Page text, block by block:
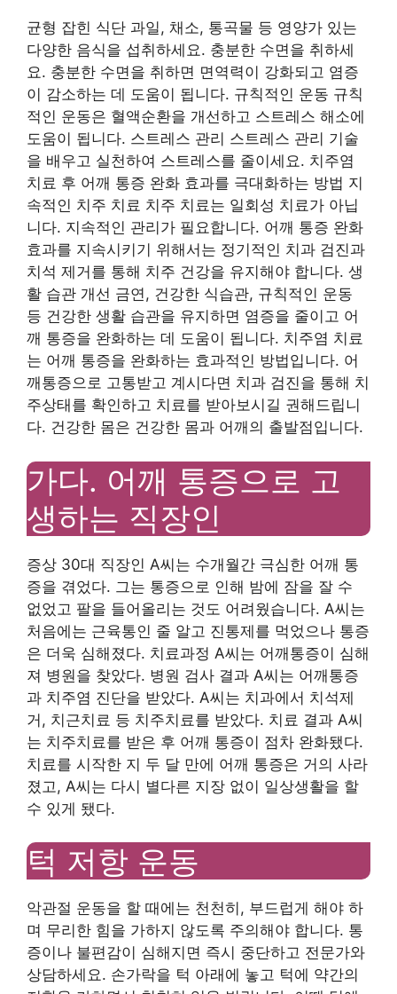
균형 잡힌 식단 과일, 채소, 통곡물 등 영양가 있는
다양한 음식을 섭취하세요. 충분한 수면을 취하세
요. 충분한 수면을 취하면 면역력이 강화되고 염증
이 감소하는 데 도움이 됩니다. 규칙적인 운동 규칙
적인 운동은 혈액순환을 개선하고 스트레스 해소에
도움이 됩니다. 스트레스 관리 스트레스 관리 기술
을 배우고 실천하여 스트레스를 줄이세요. 치주염
치료 후 어깨 통증 완화 효과를 극대화하는 방법 지
속적인 치주 치료 치주 치료는 일회성 치료가 아닙
니다. 지속적인 관리가 필요합니다. 어깨 통증 완화
효과를 지속시키기 위해서는 정기적인 치과 검진과
치석 제거를 통해 치주 건강을 유지해야 합니다. 생
활 습관 개선 금연, 건강한 식습관, 규칙적인 운동
등 건강한 생활 습관을 유지하면 염증을 줄이고 어
깨 통증을 완화하는 데 도움이 됩니다. 치주염 치료
는 어깨 통증을 완화하는 효과적인 방법입니다. 어
깨통증으로 고통받고 계시다면 치과 검진을 통해 치
주상태를 확인하고 치료를 받아보시길 권해드립니
다. 건강한 몸은 건강한 몸과 어깨의 출발점입니다.
가다. 어깨 통증으로 고
생하는 직장인
증상 30대 직장인 A씨는 수개월간 극심한 어깨 통
증을 겪었다. 그는 통증으로 인해 밤에 잠을 잘 수
없었고 팔을 들어올리는 것도 어려웠습니다. A씨는
처음에는 근육통인 줄 알고 진통제를 먹었으나 통증
은 더욱 심해졌다. 치료과정 A씨는 어깨통증이 심해
져 병원을 찾았다. 병원 검사 결과 A씨는 어깨통증
과 치주염 진단을 받았다. A씨는 치과에서 치석제
거, 치근치료 등 치주치료를 받았다. 치료 결과 A씨
는 치주치료를 받은 후 어깨 통증이 점차 완화됐다.
치료를 시작한 지 두 달 만에 어깨 통증은 거의 사라
졌고, A씨는 다시 별다른 지장 없이 일상생활을 할
수 있게 됐다.
턱 저항 운동
악관절 운동을 할 때에는 천천히, 부드럽게 해야 하
며 무리한 힘을 가하지 않도록 주의해야 합니다. 통
증이나 불편감이 심해지면 즉시 중단하고 전문가와
상담하세요. 손가락을 턱 아래에 놓고 턱에 약간의